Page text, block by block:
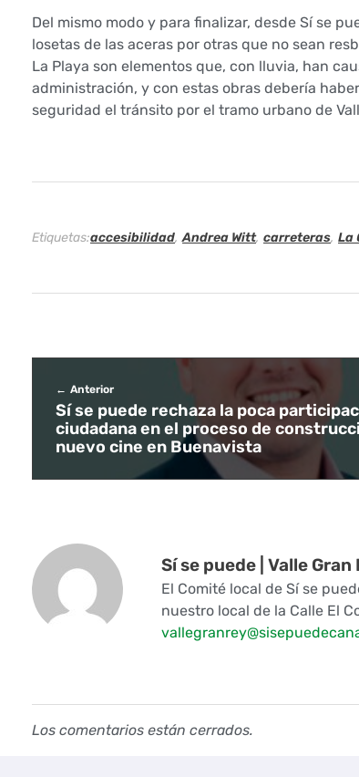
e
d
i
d
e
e
r
d
a
d
i
a
Del mismo modo y para finalizar, desde Sí se
losetas de las aceras por otras que no sean
La Playa son elementos que, con lluvia, han
administración, y con estas obras debería
seguridad el tránsito por el tramo urbano de
Etiquetas:accesibilidad,Andrea Witt, carreteras, La
Anterior
Sí se puede rechaza la poca
ciudadana en el proceso de
nuevo cine en Buenavista
Sí se puede | Valle Gran
El Comité local de Sí se
nuestro local de la Calle El
Los comentarios están cerrados.